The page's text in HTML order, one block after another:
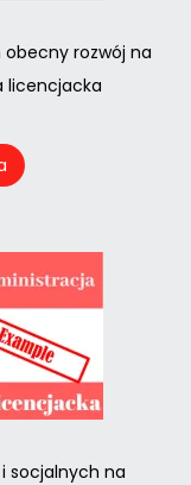
rozwój na
licencjacka
socjalnych na